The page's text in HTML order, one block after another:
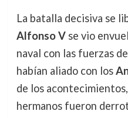
La batalla decisiva se
Alfonso Vse vio
naval con las fuerzas de
habían aliado con los
de los acontecimientos,
hermanos fueron